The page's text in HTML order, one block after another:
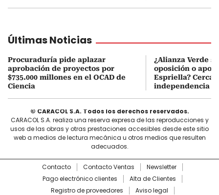
Últimas Noticias
Procuraduría pide aplazar
aprobación de proyectos por
$735.000 millones en el OCAD de
Ciencia
¿Alianza Verde
oposición o
Espriella?
independencia
© CARACOL S.A. Todos los derechos reservados.
CARACOL S.A. realiza una reserva expresa de las reproducciones y
usos de las obras y otras prestaciones accesibles desde este sitio
web a medios de lectura mecánica u otros medios que resulten
adecuados.
Contacto Contacto Ventas
Newsletter
Pago electrónico clientes
Alta de Clientes
Registro de proveedores
Aviso legal